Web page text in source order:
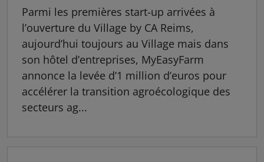
Parmi les premières start-up arrivées à
l’ouverture du Village by CA Reims,
aujourd’hui toujours au Village mais dans
son hôtel d’entreprises, MyEasyFarm
annonce la levée d’1 million d’euros pour
accélérer la transition agroécologique des
secteurs ag...